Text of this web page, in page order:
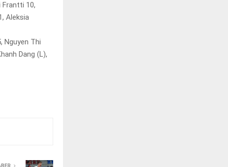
Frantti 10,
Aleksia
Nguyen Thi
Dang (L),